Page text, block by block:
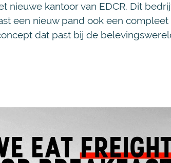
nieuwe kantoor van EDCR. Dit
een nieuw pand ook een
dat past bij de